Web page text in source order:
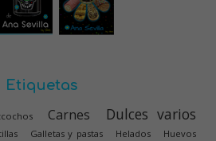
Etiquetas
Carnes Dulces varios
Galletas y pastas Helados Huevos